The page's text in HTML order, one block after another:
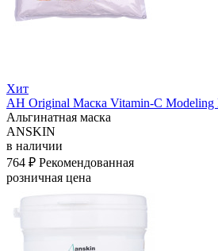
Хит
АН Original Маска Vitamin-C Modeling
Альгинатная маска
ANSKIN
в наличии
764 ₽ Рекомендованная
розничная цена